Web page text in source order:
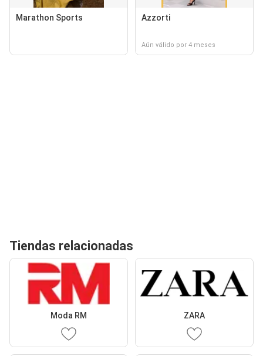
Marathon Sports Azzorti
Aún válido por 4 meses
Tiendas relacionadas
Moda RM ZARA